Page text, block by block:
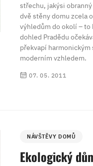
střechu, jakýsi
dvě stěny domu zcela
výhledům do okolí – to
dohled Pradědu
překvapí
moderním vzhledem.
07. 05. 2011
NÁVŠTĚVY DOMŮ
Ekologický